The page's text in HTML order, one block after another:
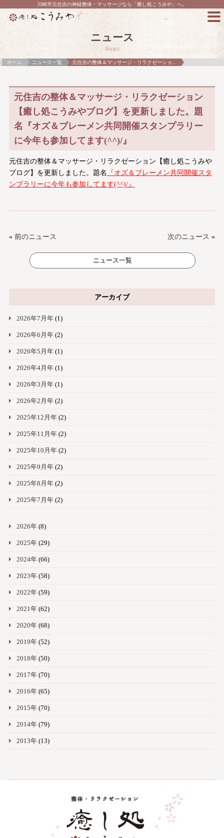
川崎市元住吉の神経整体・マッサージなら「癒し処こうみや」へ。
ニュース
News
ホーム ニュース一覧 元住吉の整体＆マッサージ・リラクゼーショ...
元住吉の整体＆マッサージ・リラクゼーション
【癒し処こうみやブログ】を更新しました。題
名『オズ＆ブレーメン共同開催スタンプラリー
に今年も参加してます(^^)/』
元住吉の整体＆マッサージ・リラクゼーション【癒し処こうみや
ブログ】を更新しました。題名
『オズ＆ブレーメン共同開催スタ
ンプラリーに今年も参加してます(^^)/』
« 前のニュース 次のニュース »
ニュース一覧
アーカイブ
2026年7月年(1)
2026年6月年(2)
2026年5月年(1)
2026年4月年(1)
2026年3月年(1)
2026年2月年(2)
2025年12月年(2)
2025年11月年(2)
2025年10月年(2)
2025年9月年(2)
2025年8月年(2)
2025年7月年(2)
2026年(8)
2025年(29)
2024年(66)
2023年(58)
2022年(59)
2021年(62)
2020年(68)
2019年(52)
2018年(50)
2017年(70)
2016年(65)
2015年(70)
2014年(79)
2013年(13)